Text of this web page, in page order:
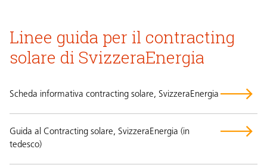
Linee guida per il contracting
solare di SvizzeraEnergia
Scheda informativa contracting solare, SvizzeraEnergia
Guida al Contracting solare, SvizzeraEnergia (in
tedesco)